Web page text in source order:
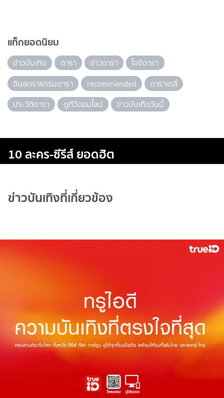
แท็กยอดนิยม
ข่าวบันเทิง ดารา ข่าวดารา
ไอจีดารา
อินสตราแกรมดารา
recommended
ดาราเดลี่
ประวัติดารา
ดูทีวีออนไลน์ ข่าวบันเทิงวันนี้
10 ละคร-ซีรีส์ ยอดฮิต
ข่าวบันเทิงที่เกี่ยวข้อง